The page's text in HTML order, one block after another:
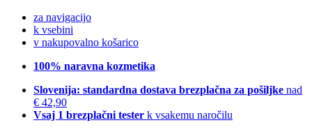
za navigacijo
k vsebini
v nakupovalno košarico
100% naravna kozmetika
Slovenija: standardna dostava brezplačna za pošiljke nad
€ 42,90
Vsaj 1 brezplačni tester k vsakemu naročilu